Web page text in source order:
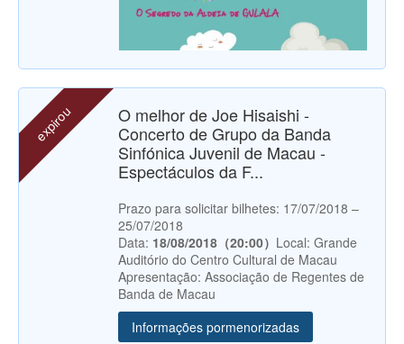
expirou
O melhor de Joe Hisaishi -
Concerto de Grupo da Banda
Sinfónica Juvenil de Macau -
Espectáculos da F...
Prazo para solicitar bilhetes: 17/07/2018 –
25/07/2018
Data: 18/08/2018（20:00） Local: Grande
Auditório do Centro Cultural de Macau
Apresentação: Associação de Regentes de
Banda de Macau
Informações pormenorizadas